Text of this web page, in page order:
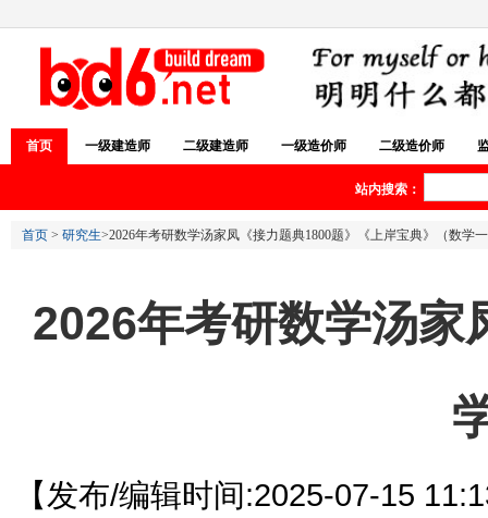
首页 一级建造师 二级建造师 一级造价师 二级造价师
站内搜索：
首页 > 研究生>2026年考研数学汤家凤《接力题典1800题》《上岸宝典》（数学
2026年考研数学汤家
【发布/编辑时间:2025-07-15